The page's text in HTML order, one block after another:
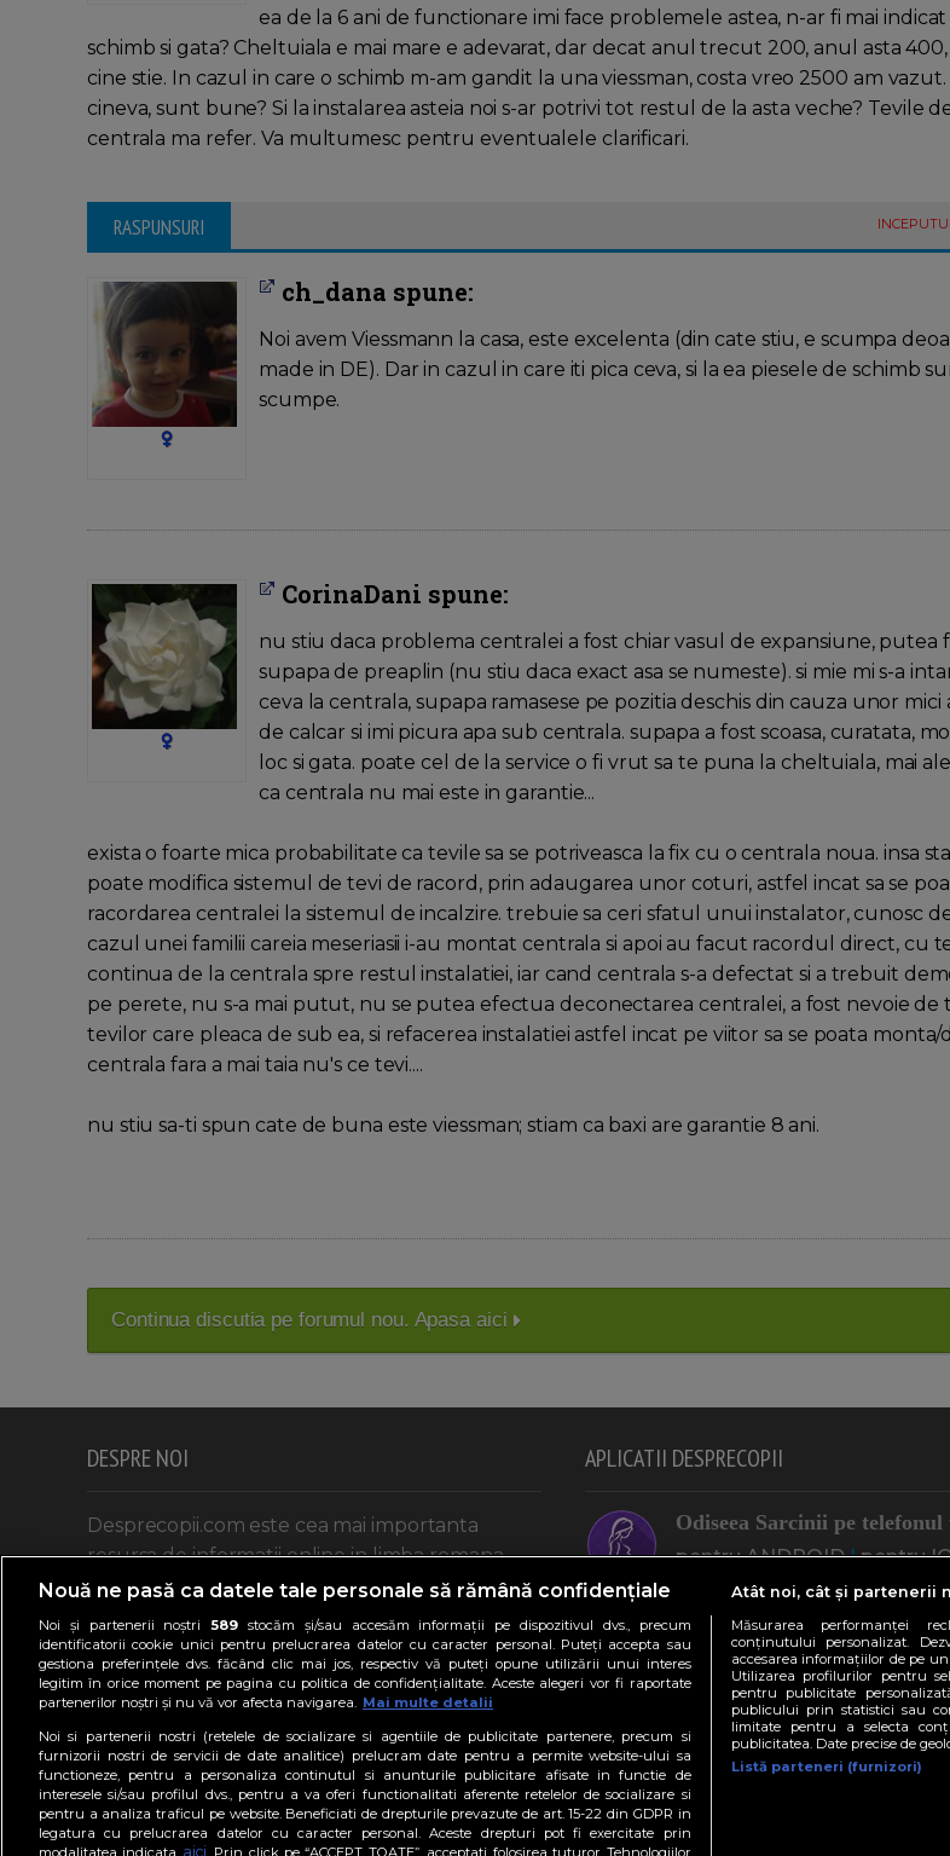
ea de la 6 ani de functionare imi face problemele astea, n-ar fi mai indicat
schimb si gata? Cheltuiala e mai mare e adevarat, dar decat anul trecut 200, anul asta 400,
cine stie. In cazul in care o schimb m-am gandit la una viessman, costa vreo 2500 am vazut.
cineva, sunt bune? Si la instalarea asteia noi s-ar potrivi tot restul de la asta veche? Tevile
centrala ma refer. Va multumesc pentru eventualele clarificari.
RASPUNSURI
ch_dana spune:
Noi avem Viessmann la casa, este excelenta (din cate stiu, e scumpa
made in DE). Dar in cazul in care iti pica ceva, si la ea piesele de schimb
scumpe.
CorinaDani spune:
nu stiu daca problema centralei a fost chiar vasul de expansiune, putea
supapa de preaplin (nu stiu daca exact asa se numeste). si mie mi s-a
ceva la centrala, supapa ramasese pe pozitia deschis din cauza unor
de calcar si imi picura apa sub centrala. supapa a fost scoasa, curatata,
loc si gata. poate cel de la service o fi vrut sa te puna la cheltuiala, mai
ca centrala nu mai este in garantie...
exista o foarte mica probabilitate ca tevile sa se potriveasca la fix cu o centrala noua. insa
poate modifica sistemul de tevi de racord, prin adaugarea unor coturi, astfel incat sa se
racordarea centralei la sistemul de incalzire. trebuie sa ceri sfatul unui instalator, cunosc
cazul unei familii careia meseriasii i-au montat centrala si apoi au facut racordul direct, cu
continua de la centrala spre restul instalatiei, iar cand centrala s-a defectat si a trebuit
pe perete, nu s-a mai putut, nu se putea efectua deconectarea centralei, a fost nevoie de
tevilor care pleaca de sub ea, si refacerea instalatiei astfel incat pe viitor sa se poata
centrala fara a mai taia nu's ce tevi....
nu stiu sa-ti spun cate de buna este viessman; stiam ca baxi are garantie 8 ani.
Continua discutia pe forumul nou. Apasa aici
DESPRE NOI
Desprecopii.com este cea mai importanta
resursa de informatii online in limba romana
adresata parintilor si celor care doresc sa intre
in aceasta categorie.
Mai multe despre noi aici >>
APLICATII DESPRECOPII
Odiseea Sarcinii pe telefonul
pentru ANDROID|pentru
(Apple)
"Eu, Mamica" pe telefonul
pentru ANDROID|pentru
(Apple)
Calculatoare utile in sarcina
Afla data nasterii
Sexul bebelusului
Nouă ne pasă ca datele tale personale să rămână confidențiale
Noi și partenerii noștri589 stocăm și/sau accesăm informații pe dispozitivul dvs., precum
identificatorii cookie unici pentru prelucrarea datelor cu caracter personal. Puteți accepta sau
gestiona preferințele dvs. făcând clic mai jos, respectiv vă puteți opune utilizării unui interes
legitim în orice moment pe pagina cu politica de confidențialitate. Aceste alegeri vor fi raportate
partenerilor noștri și nu vă vor afecta navigarea. Mai multe detalii
Noi si partenerii nostri (retelele de socializare si agentiile de publicitate partenere, precum si
furnizorii nostri de servicii de date analitice) prelucram date pentru a permite website-ului sa
functioneze, pentru a personaliza continutul si anunturile publicitare afisate in functie de
interesele si/sau profilul dvs., pentru a va oferi functionalitati aferente retelelor de socializare si
pentru a analiza traficul pe website. Beneficiati de drepturile prevazute de art. 15-22 din GDPR in
legatura cu prelucrarea datelor cu caracter personal. Aceste drepturi pot fi exercitate prin
modalitatea indicata aici . Prin click pe “ACCEPT TOATE”, acceptati folosirea tuturor Tehnologiilor
Atât noi, cât și partenerii
Măsurarea performanței
conținutului personalizat.
accesarea informațiilor de pe
Utilizarea profilurilor pentru
pentru publicitate
publicului prin statistici sau
limitate pentru a selecta
publicitatea. Date precise de
Listă parteneri (furnizori)